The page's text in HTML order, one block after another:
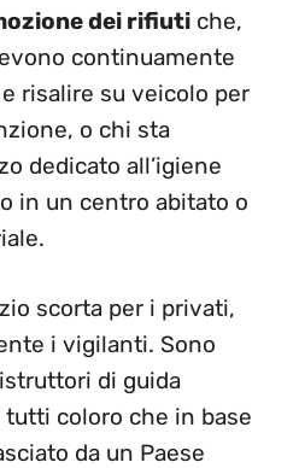
dei rifiuti che,
continuamente
risalire su veicolo per
o chi sta
dedicato all’igiene
in un centro abitato o
scorta per i privati,
i vigilanti. Sono
di guida
coloro che in base
da un Paese